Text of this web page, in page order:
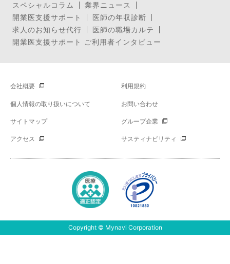
スペシャルコラム
業界ニュース
開業医支援サポート
医師の年収診断
求人のお知らせ代行
医師の職場カルテ
開業医支援サポート ご利用者インタビュー
会社概要 利用規約
個人情報の取り扱いについて お問い合わせ
サイトマップ グループ企業
アクセス サスティナビリティ
Copyright © Mynavi Corporation